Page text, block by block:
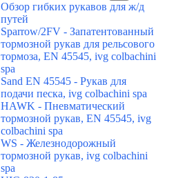
Обзор гибких рукавов для ж/д
путей
Sparrow/2FV - Запатентованный
тормозной рукав для рельсового
тормоза, EN 45545, ivg colbachini
spa
Sand EN 45545 - Рукав для
подачи песка, ivg colbachini spa
HAWK - Пневматический
тормозной рукав, EN 45545, ivg
colbachini spa
WS - Железнодорожный
тормозной рукав, ivg colbachini
spa